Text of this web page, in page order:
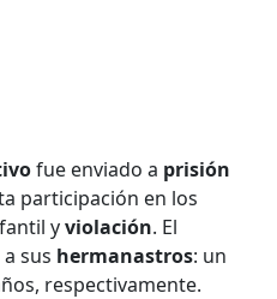
fue enviado a prisión
participación en los
yviolación. El
sus hermanastros: un
respectivamente.